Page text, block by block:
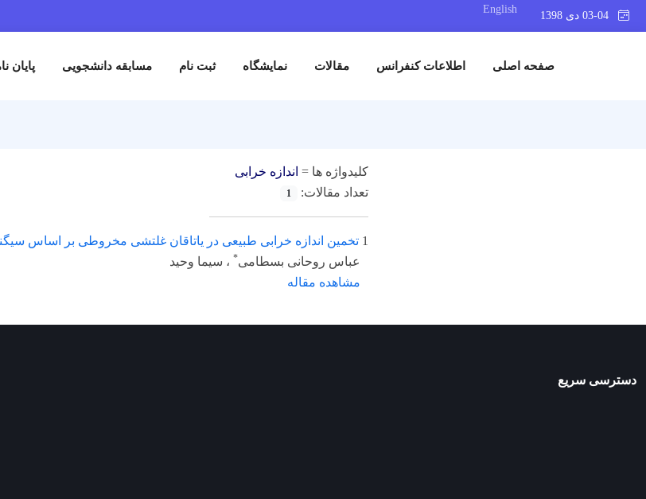
English
صفحه اصلی اطلاعات کنفرانس مقالات نمایشگاه ثبت نام مسابقه دانشجویی پایان
کلیدواژه ها = اندازه خرابی
تعداد مقالات:
1
1 تخمین اندازه خرابی طبیعی در یاتاقان غلتشی مخروطی بر اساس
عباس روحانی بسطامی* ، سیما وحید
مشاهده مقاله
دسترسی سریع